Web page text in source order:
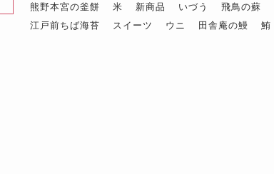
熊野本宮の釜餅 米 新商品 いづう 飛鳥の蘇
江戸前ちば海苔
スイーツ ウニ 田舎庵の鰻 鮪